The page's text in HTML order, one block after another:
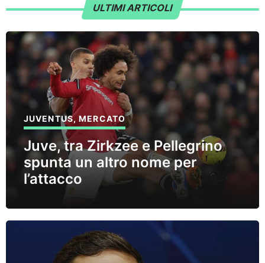
ULTIMI ARTICOLI
JUVENTUS,MERCATO
Juve, tra Zirkzee e Pellegrino
spunta un altro nome per
l’attacco